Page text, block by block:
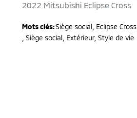
2022 Mitsubishi Eclipse Cross
Mots clés:Siège social, Eclipse Cross,
Siège social, Extérieur, Style de vie